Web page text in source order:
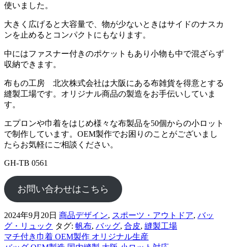
使いました。
大きく広げると大容量で、物が少ないときはサイドのナスカ
ンを止めるとコンパクトにもなります。
中にはファスナー付きのポケットもあり小物も中で混ざらず
収納できます。
布もの工房 北次株式会社は大阪にある布雑貨を得意とする
縫製工場です。オリジナル商品の製造をお手伝いしていま
す。
エプロンや巾着をはじめ様々な布製品を50個からの小ロット
で制作しています。OEM製作でお困りのことがございまし
たらお気軽にご相談ください。
GH-TB 0561
お問い合わせはこちら
2024年9月20日 商品デザイン, スポーツ・アウトドア, バッ
グ・リュック タグ: 帆布, バッグ, 合皮, 縫製工場
前
マチ付き巾着 OEM製作 オリジナル生産